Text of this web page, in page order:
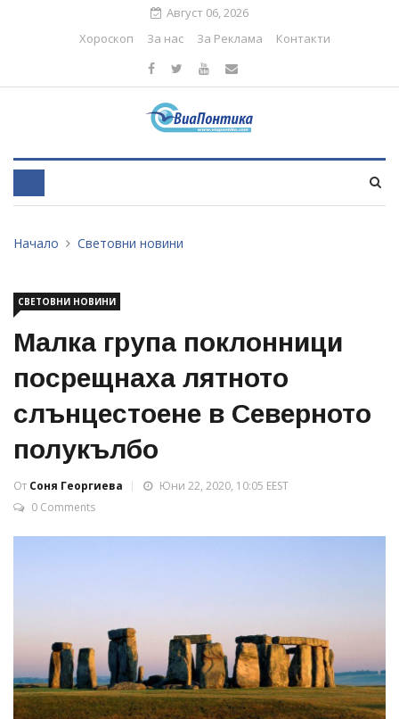
Август 06, 2026
Хороскоп
За нас За Реклама Контакти
Начало Световни новини
СВЕТОВНИ НОВИНИ
Малка група поклонници
посрещнаха лятното
слънцестоене в Северното
полукълбо
От Соня Георгиева
Юни 22, 2020, 10:05 EEST
0 Comments